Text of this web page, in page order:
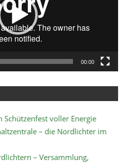
00:00
Schützenfest voller Energie
– die Nordlichter im
– Versammlung,